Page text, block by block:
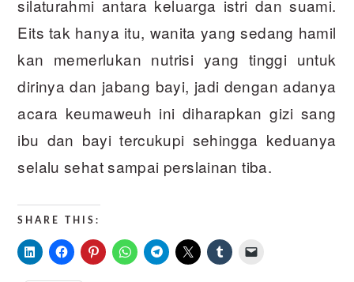
silaturahmi antara keluarga istri dan suami.
Eits tak hanya itu, wanita yang sedang hamil
kan memerlukan nutrisi yang tinggi untuk
dirinya dan jabang bayi, jadi dengan adanya
acara keumaweuh ini diharapkan gizi sang
ibu dan bayi tercukupi sehingga keduanya
selalu sehat sampai perslainan tiba.
SHARE THIS: